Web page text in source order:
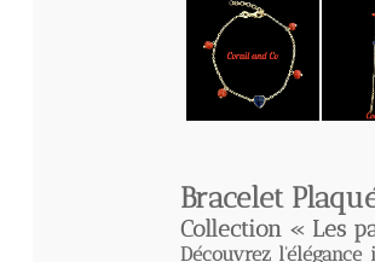
Bracelet Plaqué
Collection « Les
Découvrez l'élégance